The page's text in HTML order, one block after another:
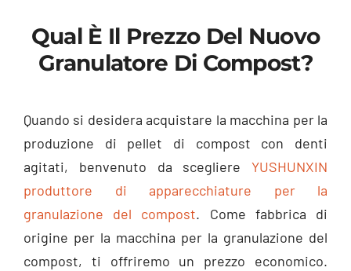
Qual È Il Prezzo Del Nuovo
Granulatore Di Compost?
Quando si desidera acquistare la macchina per la
produzione di pellet di compost con denti
agitati, benvenuto da scegliere YUSHUNXIN
produttore di apparecchiature per la
granulazione del compost. Come fabbrica di
origine per la macchina per la granulazione del
compost, ti offriremo un prezzo economico.